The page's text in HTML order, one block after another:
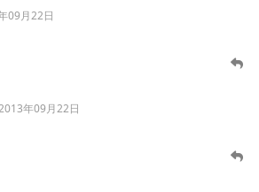
09月22日
年09月22日